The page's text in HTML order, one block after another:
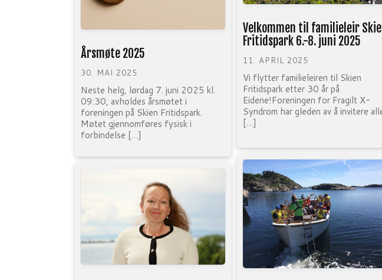
Årsmøte 2025
30. MAI 2025
Neste helg, lørdag 7. juni 2025 kl.
09:30, avholdes årsmøtet i
foreningen på Skien Fritidspark.
Møtet gjennomføres fysisk i
forbindelse […]
Velkommen til familieleir
Fritidspark 6.-8. juni 2025
11. APRIL 2025
Vi flytter familieleiren til Skien
Fritidspark etter 30 år på
Eidene!Foreningen for Fragilt X-
Syndrom har gleden av å invitere
[…]